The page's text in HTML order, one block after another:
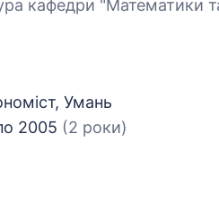
кафедри "Математики
Умань
2005 (2 роки)